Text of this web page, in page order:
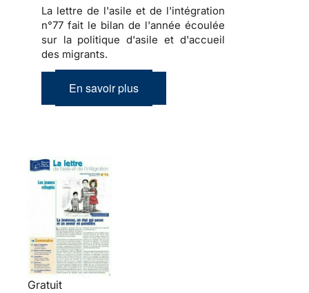
La lettre de l'asile et de l'intégration
n°77 fait le bilan de l'année écoulée
sur la politique d'asile et d'accueil
des migrants.
En savoir plus
Gratuit